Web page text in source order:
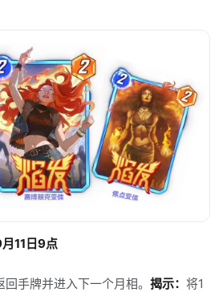
11日9点
手牌并进入下一个月相。 揭示： 将1